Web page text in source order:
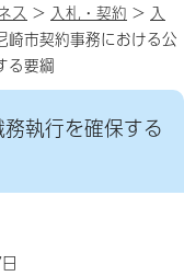
ス > 入札・契約 > 入
崎市契約事務における公
る要綱
執行を確保する